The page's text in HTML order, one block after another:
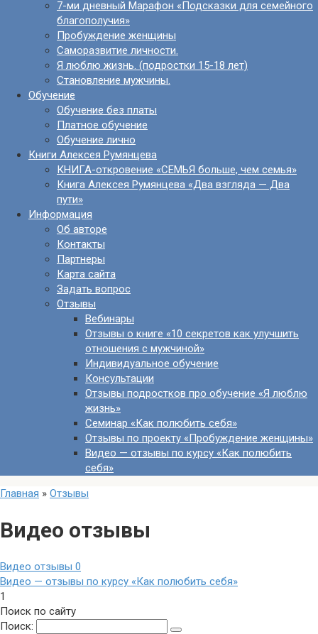
7-ми дневный Марафон «Подсказки для семейного
благополучия»
Пробуждение женщины
Саморазвитие личности.
Я люблю жизнь. (подростки 15-18 лет)
Становление мужчины.
Обучение
Обучение без платы
Платное обучение
Обучение лично
Книги Алексея Румянцева
КНИГА-откровение «СЕМЬЯ больше, чем семья»
Книга Алексея Румянцева «Два взгляда — Два
пути»
Информация
Об авторе
Контакты
Партнеры
Карта сайта
Задать вопрос
Отзывы
Вебинары
Отзывы о книге «10 секретов как улучшить
отношения с мужчиной»
Индивидуальное обучение
Консультации
Отзывы подростков про обучение «Я люблю
жизнь»
Семинар «Как полюбить себя»
Отзывы по проекту «Пробуждение женщины»
Видео — отзывы по курсу «Как полюбить
себя»
Главная » Отзывы
Видео отзывы
Видео отзывы 0
Видео — отзывы по курсу «Как полюбить себя»
1
Поиск по сайту
Поиск: